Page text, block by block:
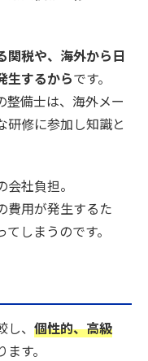
関税や、海外から日
生するからです。
整備士は、海外メー
研修に参加し知識と
社負担。
費用が発生するた
しまうのです。
、 個性的、高級
ます。